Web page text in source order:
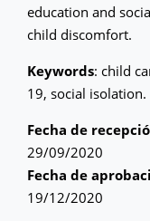
education and
child discomfort.
Keywords: child
19, social isolation.
Fecha de
29/09/2020
Fecha de
19/12/2020